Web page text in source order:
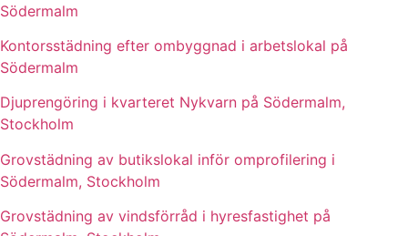
Södermalm
Kontorsstädning efter ombyggnad i arbetslokal på
Södermalm
Djuprengöring i kvarteret Nykvarn på Södermalm,
Stockholm
Grovstädning av butikslokal inför omprofilering i
Södermalm, Stockholm
Grovstädning av vindsförråd i hyresfastighet på